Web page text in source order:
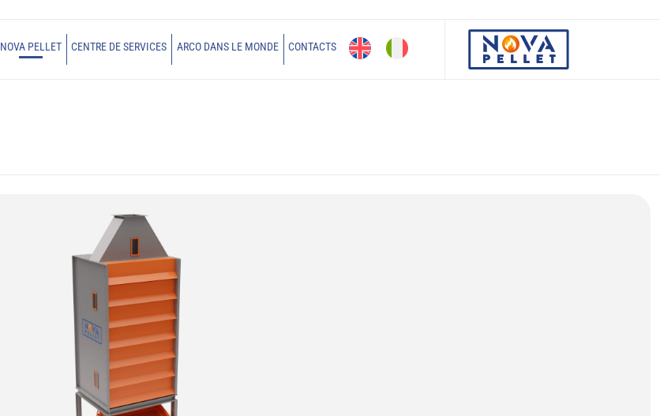
NOVA PELLET CENTRE DE SERVICES ARCO DANS LE MONDE CONTACTS